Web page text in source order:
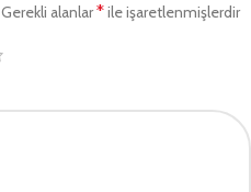
Gerekli alanlar*ile işaretlenmişlerdir